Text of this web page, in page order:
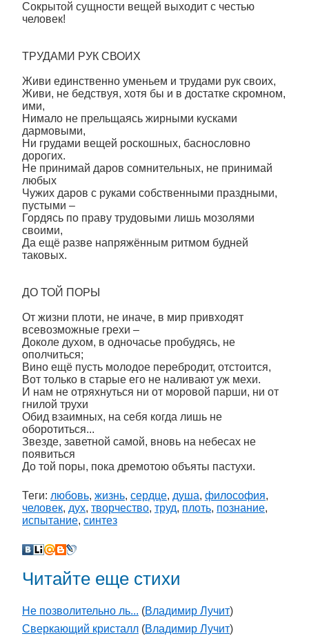
Сокрытой сущности вещей выходит с честью
человек!
ТРУДАМИ РУК СВОИХ
Живи единственно уменьем и трудами рук своих,
Живи, не бедствуя, хотя бы и в достатке скромном,
ими,
Нимало не прельщаясь жирными кусками
дармовыми,
Ни грудами вещей роскошных, баснословно
дорогих.
Не принимай даров сомнительных, не принимай
любых
Чужих даров с руками собственными праздными,
пустыми –
Гордясь по праву трудовыми лишь мозолями
своими,
Да ещё разве напряжённым ритмом будней
таковых.
ДО ТОЙ ПОРЫ
От жизни плоти, не иначе, в мир привходят
всевозможные грехи –
Доколе духом, в одночасье пробудясь, не
ополчиться;
Вино ещё пусть молодое перебродит, отстоится,
Вот только в старые его не наливают уж мехи.
И нам не отряхнуться ни от моровой парши, ни от
гнилой трухи
Обид взаимных, на себя когда лишь не
оборотиться...
Звезде, заветной самой, вновь на небесах не
появиться
До той поры, пока дремотою объяты пастухи.
Теги: любовь, жизнь, сердце, душа, философия,
человек, дух, творчество, труд, плоть, познание,
испытание, синтез
Читайте еще стихи
Не позволительно ль... (Владимир Лучит)
Сверкающий кристалл (Владимир Лучит)